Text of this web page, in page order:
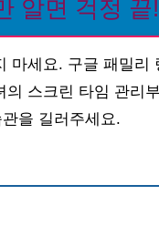
알면 걱정 끝!
마세요. 구글 패밀
스크린 타임 관리
을 길러주세요.